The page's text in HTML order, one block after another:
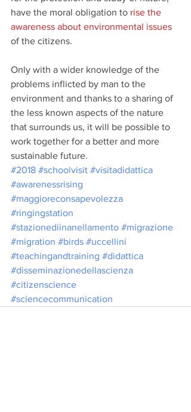
have the moral obligation to rise the
awareness about environmental issues
of the citizens.
Only with a wider knowledge of the
problems inflicted by man to the
environment and thanks to a sharing of
the less known aspects of the nature
that surrounds us, it will be possible to
work together for a better and more
sustainable future.
#2018 #schoolvisit #visitadidattica
#awarenessrising
#maggioreconsapevolezza
#ringingstation
#stazionediinanellamento #migrazione
#migration #birds #uccellini
#teachingandtraining #didattica
#disseminazionedellascienza
#citizenscience
#sciencecommunication